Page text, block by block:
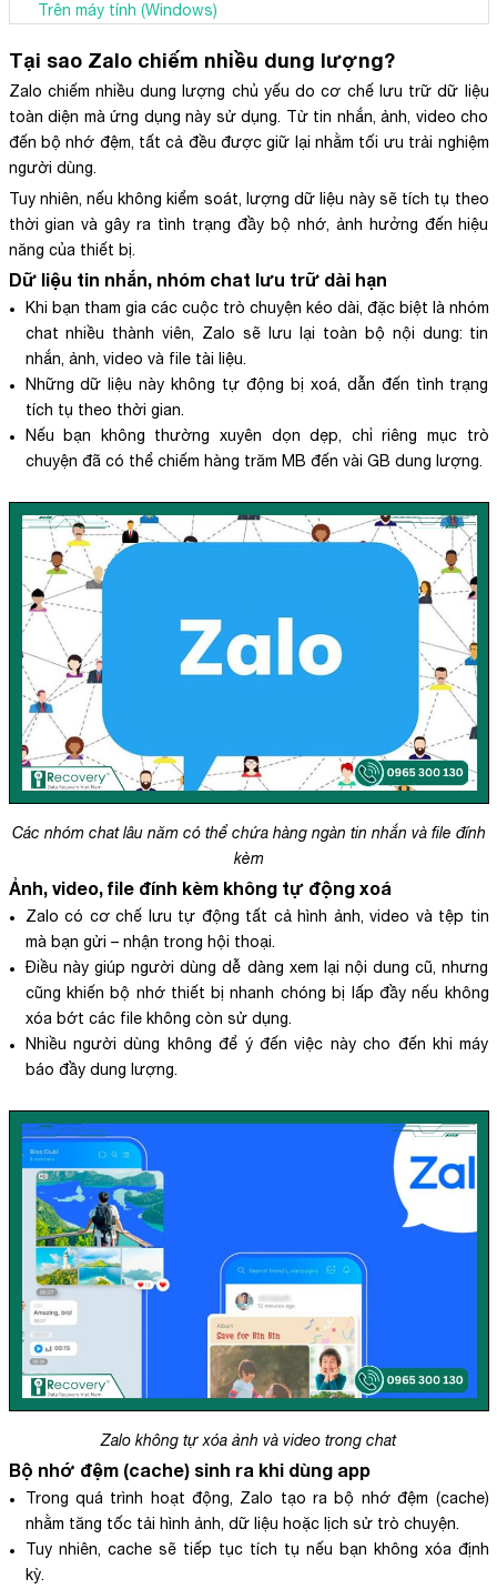
Trên máy tính (Windows)
Tại sao Zalo chiếm nhiều dung lượng?
Zalo chiếm nhiều dung lượng chủ yếu do cơ chế lưu trữ dữ liệu
toàn diện mà ứng dụng này sử dụng. Từ tin nhắn, ảnh, video cho
đến bộ nhớ đệm, tất cả đều được giữ lại nhằm tối ưu trải nghiệm
người dùng.
Tuy nhiên, nếu không kiểm soát, lượng dữ liệu này sẽ tích tụ theo
thời gian và gây ra tình trạng đầy bộ nhớ, ảnh hưởng đến hiệu
năng của thiết bị.
Dữ liệu tin nhắn, nhóm chat lưu trữ dài hạn
Khi bạn tham gia các cuộc trò chuyện kéo dài, đặc biệt là nhóm
chat nhiều thành viên, Zalo sẽ lưu lại toàn bộ nội dung: tin
nhắn, ảnh, video và file tài liệu.
Những dữ liệu này không tự động bị xoá, dẫn đến tình trạng
tích tụ theo thời gian.
Nếu bạn không thường xuyên dọn dẹp, chỉ riêng mục trò
chuyện đã có thể chiếm hàng trăm MB đến vài GB dung lượng.
Các nhóm chat lâu năm có thể chứa hàng ngàn tin nhắn và file đính
kèm
Ảnh, video, file đính kèm không tự động xoá
Zalo có cơ chế lưu tự động tất cả hình ảnh, video và tệp tin
mà bạn gửi – nhận trong hội thoại.
Điều này giúp người dùng dễ dàng xem lại nội dung cũ, nhưng
cũng khiến bộ nhớ thiết bị nhanh chóng bị lấp đầy nếu không
xóa bớt các file không còn sử dụng.
Nhiều người dùng không để ý đến việc này cho đến khi máy
báo đầy dung lượng.
Zalo không tự xóa ảnh và video trong chat
Bộ nhớ đệm (cache) sinh ra khi dùng app
Trong quá trình hoạt động, Zalo tạo ra bộ nhớ đệm (cache)
nhằm tăng tốc tải hình ảnh, dữ liệu hoặc lịch sử trò chuyện.
Tuy nhiên, cache sẽ tiếp tục tích tụ nếu bạn không xóa định
kỳ.